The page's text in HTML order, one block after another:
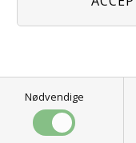
Nødvendige